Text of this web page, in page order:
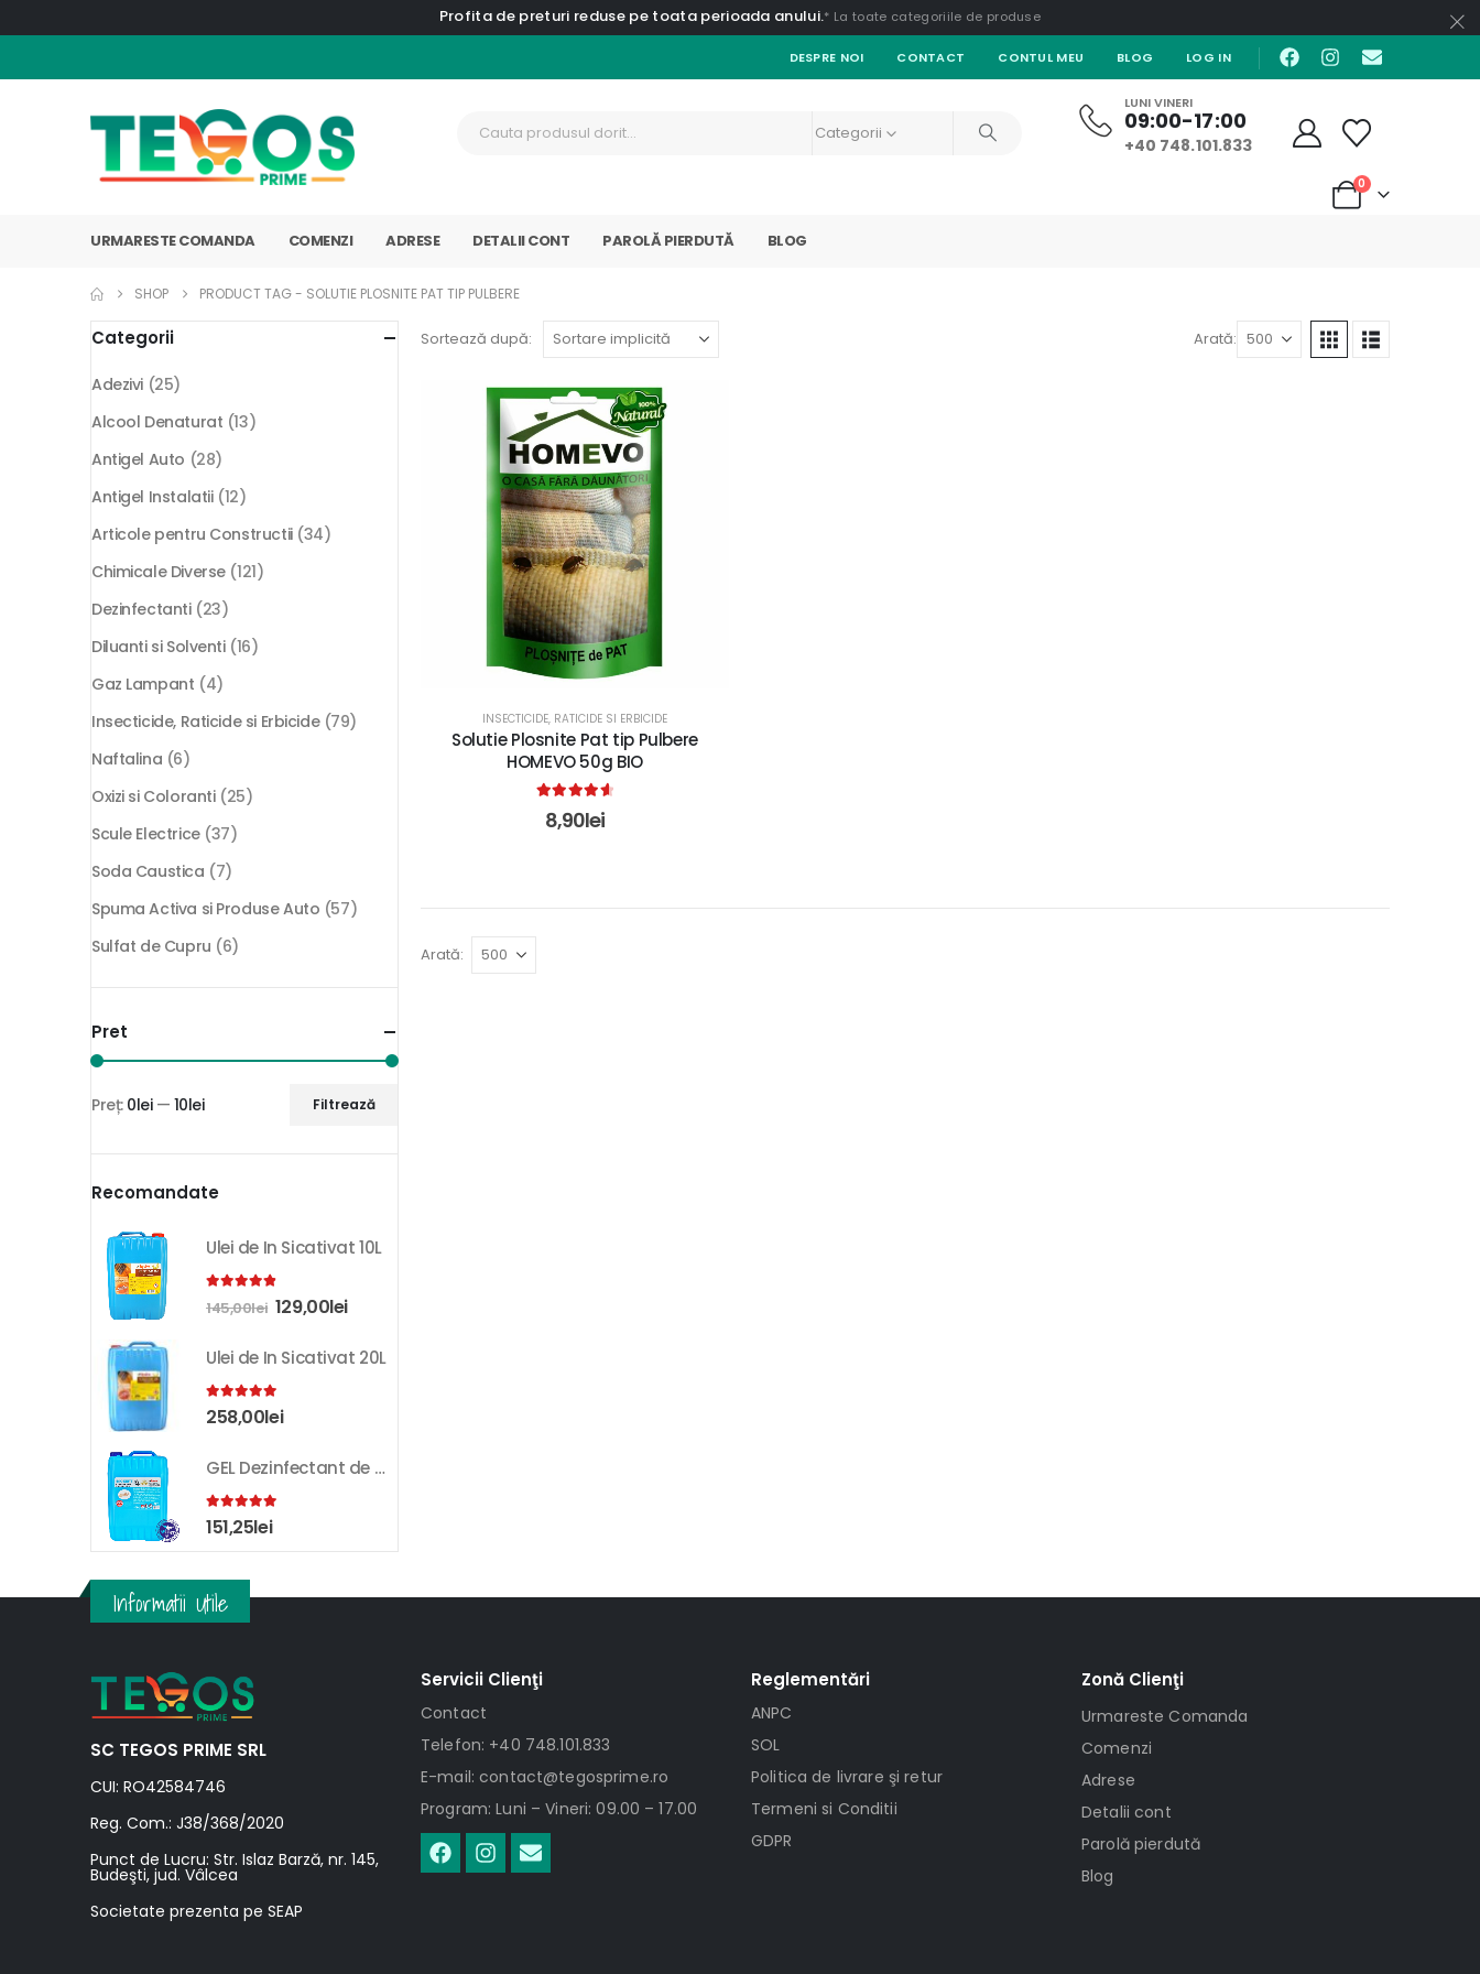
Profita de preturi reduse pe toata perioada anului.* La toate categoriile de produse
DESPRE NOI CONTACT CONTUL MEU BLOG LOG IN
Categorii
LUNI VINERI
09:00-17:00
+40 748.101.833
0
URMARESTE COMANDA COMENZI ADRESE DETALII CONT PAROLĂ PIERDUTĂ BLOG
SHOP PRODUCT TAG - SOLUTIE PLOSNITE PAT TIP PULBERE
Sortează după: Arată:
INSECTICIDE, RATICIDE SI ERBICIDE
Solutie Plosnite Pat tip Pulbere
HOMEVO 50g BIO
4.75 out of 5
8,90lei
Arată:
Categorii
Adezivi (25)
Alcool Denaturat (13)
Antigel Auto (28)
Antigel Instalatii (12)
Articole pentru Constructii (34)
Chimicale Diverse (121)
Dezinfectanti (23)
Diluanti si Solventi (16)
Gaz Lampant (4)
Insecticide, Raticide si Erbicide (79)
Naftalina (6)
Oxizi si Coloranti (25)
Scule Electrice (37)
Soda Caustica (7)
Spuma Activa si Produse Auto (57)
Sulfat de Cupru (6)
Pret
Filtrează
Preț: 0lei— 10lei
Recomandate
Ulei de In Sicativat 10L
out of 5
145,00lei 129,00lei
Ulei de In Sicativat 20L
5.00out of 5
258,00lei
GEL Dezinfectant de Maini K-SEPT 10L
5.00out of 5
151,25lei
Informatii Utile
SC TEGOS PRIME SRL
CUI: RO42584746
Reg. Com.: J38/368/2020
Punct de Lucru: Str. Islaz Barză, nr. 145,
Budeşti, jud. Vâlcea
Societate prezenta pe SEAP
Servicii Clienţi
Contact
Telefon: +40 748.101.833
E-mail: contact@tegosprime.ro
Program: Luni – Vineri: 09.00 – 17.00
Reglementări
ANPC
SOL
Politica de livrare şi retur
Termeni si Conditii
GDPR
Zonă Clienţi
Urmareste Comanda
Comenzi
Adrese
Detalii cont
Parolă pierdută
Blog